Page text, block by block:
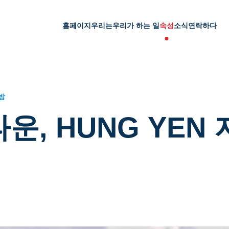
홈페이지우리는우리가 하는 일속성소식연락하다
운, HUNG YEN